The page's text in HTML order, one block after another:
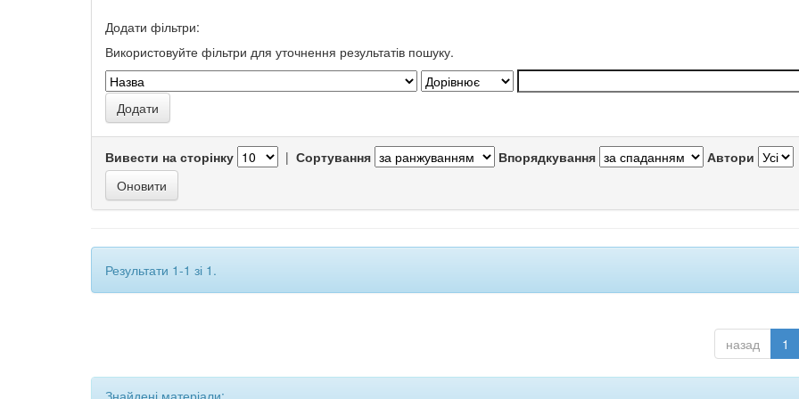
Додати фільтри:
Використовуйте фільтри для уточнення результатів пошуку.
Вивести на сторінку | Сортування Впорядкування Автори
Результати 1-1 зі 1.
назад 1
Знайдені матеріали: